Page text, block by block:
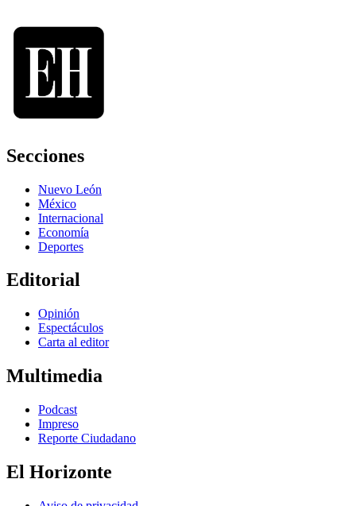
Secciones
Nuevo León
México
Internacional
Economía
Deportes
Editorial
Opinión
Espectáculos
Carta al editor
Multimedia
Podcast
Impreso
Reporte Ciudadano
El Horizonte